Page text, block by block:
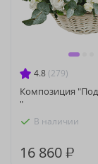
4.8 (279)
Композиция
"
В наличии
16 860 ₽